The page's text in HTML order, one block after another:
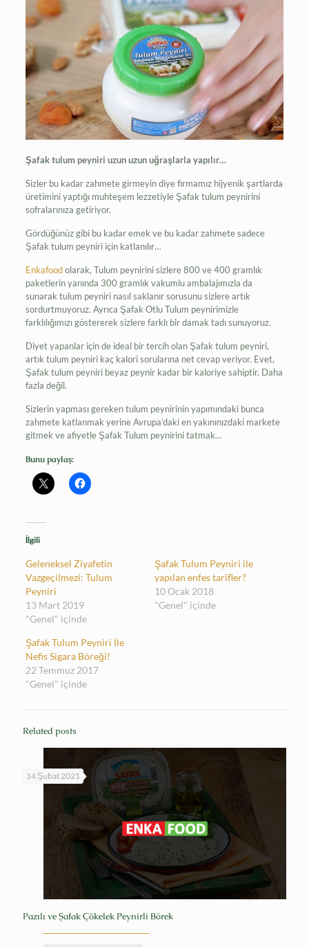
Şafak tulum peyniri uzun uzun uğraşlarla yapılır…
Sizler bu kadar zahmete girmeyin diye firmamız hijyenik şartlarda
üretimini yaptığı muhteşem lezzetiyle Şafak tulum peynirini
sofralarınıza getiriyor.
Gördüğünüz gibi bu kadar emek ve bu kadar zahmete sadece
Şafak tulum peyniri için katlanılır…
Enkafoodolarak, Tulum peynirini sizlere 800 ve 400 gramlık
paketlerin yanında 300 gramlık vakumlu ambalajımızla da
sunarak tulum peyniri nasıl saklanır sorusunu sizlere artık
sordurtmuyoruz. Ayrıca Şafak Otlu Tulum peynirimizle
farklılığımızı göstererek sizlere farklı bir damak tadı sunuyoruz.
Diyet yapanlar için de ideal bir tercih olan Şafak tulum peyniri,
artık tulum peyniri kaç kalori sorularına net cevap veriyor. Evet,
Şafak tulum peyniri beyaz peynir kadar bir kaloriye sahiptir. Daha
fazla değil.
Sizlerin yapması gereken tulum peynirinin yapımındaki bunca
zahmete katlanmak yerine Avrupa’daki en yakınınızdaki markete
gitmek ve afiyetle Şafak Tulum peynirini tatmak…
Bunu paylaş:
İlgili
Geleneksel Ziyafetin
Vazgeçilmezi: Tulum
Peyniri
13 Mart 2019
"Genel" içinde
Şafak Tulum Peyniri ile
yapılan enfes tarifler?
10 Ocak 2018
"Genel" içinde
Şafak Tulum Peyniri İle
Nefis Sigara Böreği!
22 Temmuz 2017
"Genel" içinde
Related posts
14 Şubat 2021
Pazılı ve Şafak Çökelek Peynirli Börek